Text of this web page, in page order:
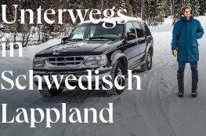
Unterwegs
in
Schwedisch
Lappland